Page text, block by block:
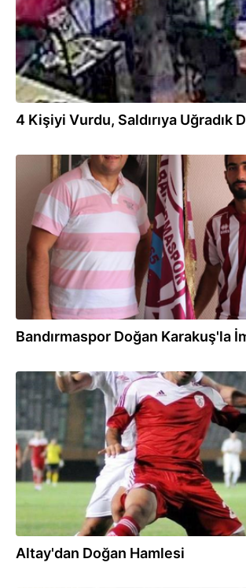
4 Kişiyi Vurdu, Saldırıya Uğradık
02.08.2014
Bandırmaspor Doğan Karakuş'la
31.07.2014
Altay'dan Doğan Hamlesi